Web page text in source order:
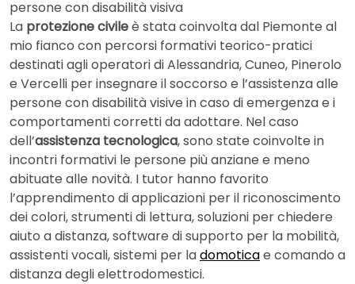
persone con disabilità visiva
La protezione civileè stata coinvolta dal Piemonte al
mio fianco con percorsi formativi teorico-pratici
destinati agli operatori di Alessandria, Cuneo, Pinerolo
e Vercelli per insegnare il soccorso e l’assistenza alle
persone con disabilità visive in caso di emergenza e i
comportamenti corretti da adottare. Nel caso
dell’assistenza tecnologica, sono state coinvolte in
incontri formativi le persone più anziane e meno
abituate alle novità. I tutor hanno favorito
l’apprendimento di applicazioni per il riconoscimento
dei colori, strumenti di lettura, soluzioni per chiedere
aiuto a distanza, software di supporto per la mobilità,
assistenti vocali, sistemi per ladomoticae comando a
distanza degli elettrodomestici.